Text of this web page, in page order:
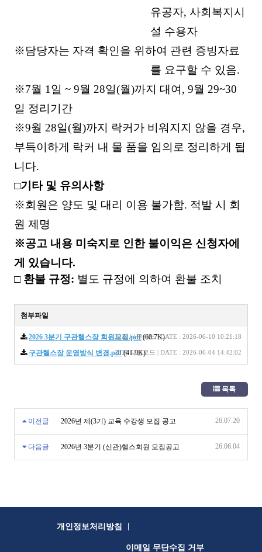
유공자, 사회복지시
설 수용자
※담당자는 자격 확인을 위하여 관련 증빙자료
를 요구할 수 있음.
※7월 1 일~ 9월 28일(월)까지 대여 , 9월 29~30
일 정리기간
※9월 28일(월)까지 락커가 비워지지 않을 경우,
부득이하게 락커 내 물 품을 임의로 정리하게 됩
니다.
□기타 및 유의사항
※회원은 양도 및 대리 이용 불가함. 적발 시 회
원 제명
※공고 내용 미숙지로 인한 불이익은 신청자에
게 있습니다.
□ 환불 규정: 별도 규정에 의하여 환불 조치
첨부파일
2026 3분기 구관헬스장 회원모집.pdf(60.7K)
22회 다운로드 | DATE : 2026-06-10 10:21:18
구관헬스장 운영방식 변경.pdf(41.9K)
20회 다운로드 | DATE : 2026-06-04 14:42:02
목록
이전글 2026년 제(3기) 교육 수강생 모집 공고 26.07.20
다음글 2026년 3분기 (신관)헬스회원 모집공고 26.06.04
개인정보처리방침
이메일 무단수집 거부